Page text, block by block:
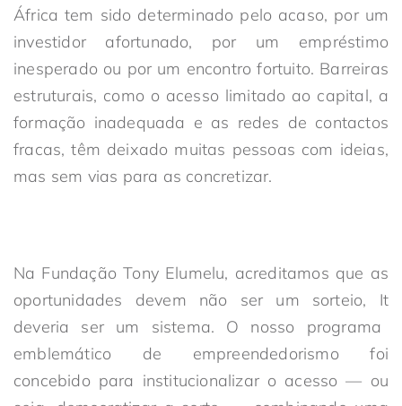
África tem sido determinado pelo acaso, por um
investidor afortunado, por um empréstimo
inesperado ou por um encontro fortuito. Barreiras
estruturais, como o acesso limitado ao capital, a
formação inadequada e as redes de contactos
fracas, têm deixado muitas pessoas com ideias,
mas sem vias para as concretizar.
Na Fundação Tony Elumelu, acreditamos que as
oportunidades devem não ser um sorteio, It
deveria ser um sistema. O nosso programa
emblemático de empreendedorismo foi
concebido para institucionalizar o acesso — ou